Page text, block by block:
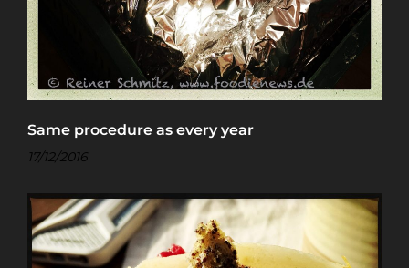
Same procedure as every year
17/12/2016